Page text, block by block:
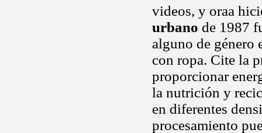
videos, y oraa
urbano de 1987
alguno de género
con ropa. Cite la
proporcionar
la nutrición y
en diferentes
procesamiento